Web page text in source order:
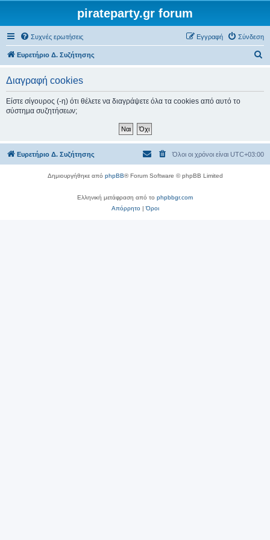
pirateparty.gr forum
Συχνές ερωτήσεις Σύνδεση
Εγγραφή
Ευρετήριο Δ. Συζήτησης
σ
Διαγραφή cookies
Είστε σίγουρος (-η) ότι θέλετε να διαγράψετε όλα τα cookies από αυτό το
σύστημα συζητήσεων;
Ευρετήριο Δ. Συζήτησης Όλοι οι χρόνοι είναι UTC+03:00
Δημιουργήθηκε από phpBB® Forum Software © phpBB Limited
Ελληνική μετάφραση από το phpbbgr.com
Απόρρητο|Όροι